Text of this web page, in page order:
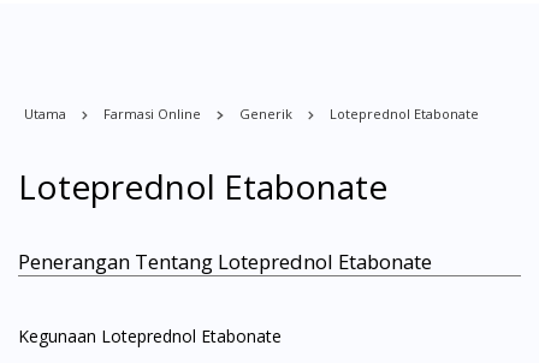
Utama Farmasi Online Generik Loteprednol Etabonate
Loteprednol Etabonate
Penerangan Tentang Loteprednol Etabonate
Kegunaan Loteprednol Etabonate